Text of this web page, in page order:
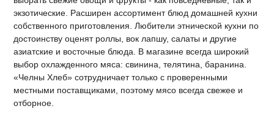
экзотические. Расширен ассортимент блюд домашней кухни
собственного приготовления. Любители этнической кухни по
достоинству оценят роллы, вок лапшу, салаты и другие
азиатские и восточные блюда. В магазине всегда широкий
выбор охлажденного мяса: свинина, телятина, баранина.
«Челны Хлеб» сотрудничает только с проверенными
местными поставщиками, поэтому мясо всегда свежее и
отборное.